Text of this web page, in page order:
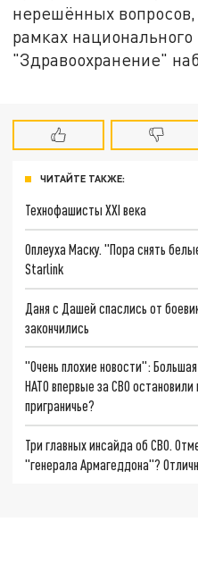
нерешённых вопросов,
рамках национального
"Здравоохранение"
ЧИТАЙТЕ ТАКЖЕ:
Технофашисты XXI века
Оплеуха Маску. "Пора снять
Starlink
Даня с Дашей спаслись от
закончились
"Очень плохие новости":
НАТО впервые за СВО
приграничье?
Три главных инсайда об СВО.
"генерала Армагеддона"?